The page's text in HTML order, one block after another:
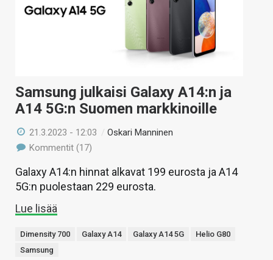
KAUPPA
HAKU
Samsung julkaisi Galaxy A14:n ja
A14 5G:n Suomen markkinoille
21.3.2023 - 12:03 /Oskari Manninen
Kommentit (17)
Galaxy A14:n hinnat alkavat 199 eurosta ja A14
5G:n puolestaan 229 eurosta.
Lue lisää
Dimensity 700 Galaxy A14 Galaxy A14 5G
Helio G80
Samsung